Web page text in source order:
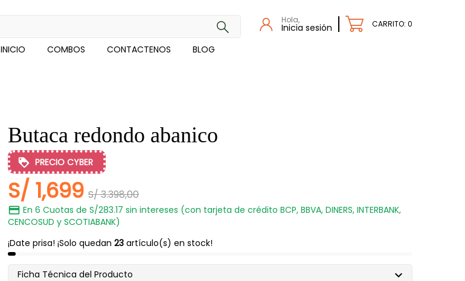
Hola,
Inicia sesión CARRITO: 0
INICIO COMBOS CONTACTENOS BLOG
Butaca redondo abanico
PRECIO CYBER
S/ 1,699 S/ 3.398,00
En 6 Cuotas de S/283.17 sin intereses (con tarjeta de crédito BCP, BBVA, DINERS, INTERBANK,
CENCOSUD y SCOTIABANK)
¡Date prisa! ¡Solo quedan 23 artículo(s) en stock!
Ficha Técnica del Producto 